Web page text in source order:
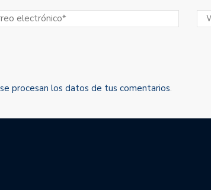
procesan los datos de tus comentarios.